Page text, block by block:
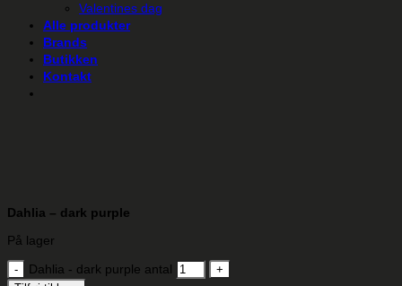
Valentines dag
Alle produkter
Brands
Butikken
Kontakt
Dahlia – dark purple
På lager
Dahlia - dark purple antal